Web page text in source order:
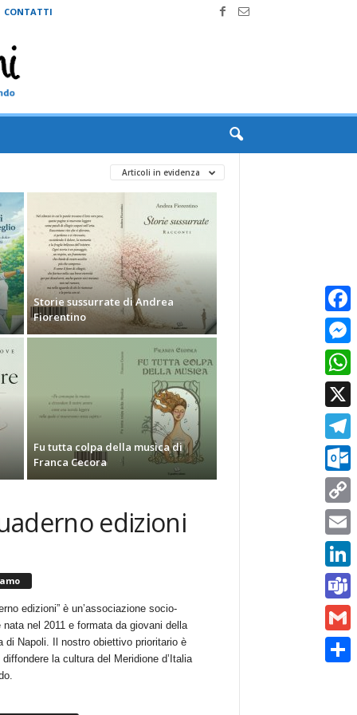
CONTATTI
Articoli in evidenza
Storie sussurrate di Andrea
Fiorentino
Fu tutta colpa della musica di
Franca Cecora
edizioni
edizioni” è un’associazione socio-
nata nel 2011 e formata da giovani della
di Napoli. Il nostro obiettivo prioritario è
la cultura del Meridione d’Italia
X
Copy
Link
Email
Teams
Gmail